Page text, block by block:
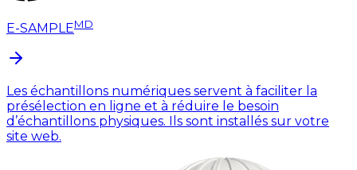
E-SAMPLEMD
Les échantillons numériques servent à faciliter la
présélection en ligne et à réduire le besoin
d’échantillons physiques. Ils sont installés sur votre
site web.